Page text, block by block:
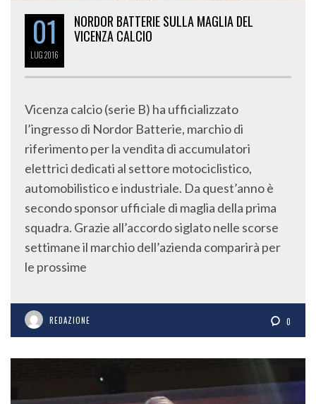
01
LUG2016
NORDOR BATTERIE SULLA MAGLIA DEL
VICENZA CALCIO
Vicenza calcio (serie B) ha ufficializzato
l’ingresso di Nordor Batterie, marchio di
riferimento per la vendita di accumulatori
elettrici dedicati al settore motociclistico,
automobilistico e industriale. Da quest’anno è
secondo sponsor ufficiale di maglia della prima
squadra. Grazie all’accordo siglato nelle scorse
settimane il marchio dell’azienda comparirà per
le prossime